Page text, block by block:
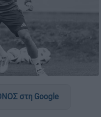
στη Google